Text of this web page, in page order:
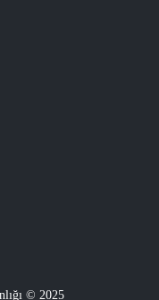
© 2025